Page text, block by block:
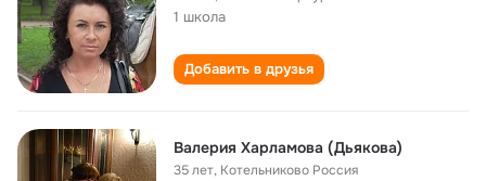
1 школа
Добавить в друзья
Валерия Харламова (Дьякова)
35 лет, Котельниково Россия